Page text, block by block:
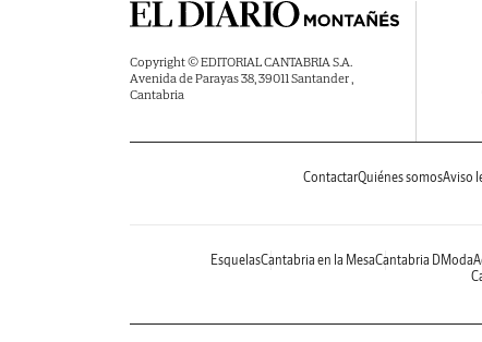
Copyright © EDITORIAL CANTABRIA S.A.
Avenida de Parayas 38, 39011 Santander ,
Cantabria
ContactarQuiénes somosAviso
EsquelasCantabria en la MesaCantabria DModa